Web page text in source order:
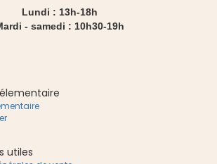
Lundi : 13h-18h
- samedi : 10h30-19h
utiles